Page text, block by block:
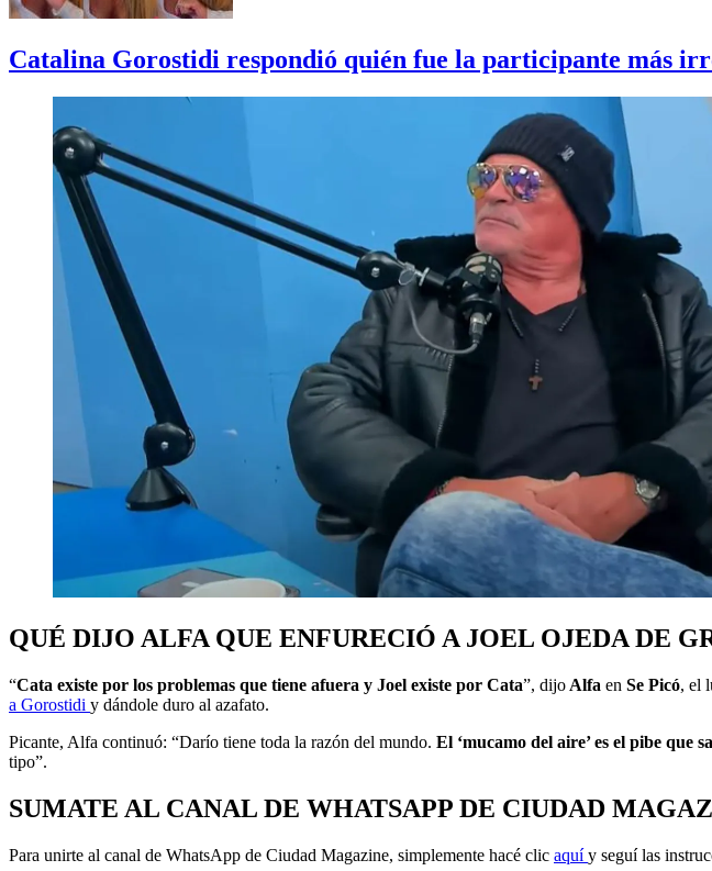
Catalina Gorostidi respondió quién fue la participante más
QUÉ DIJO ALFA QUE ENFURECIÓ A JOEL OJEDA DE
“Cata existe por los problemas que tiene afuera y Joel existe por Cata”, dijo Alfa en Se Picó, el
a Gorostidi y dándole duro al azafato.
Picante, Alfa continuó: “Darío tiene toda la razón del mundo. El ‘mucamo del aire’ es el pibe que
tipo”.
SUMATE AL CANAL DE WHATSAPP DE CIUDAD
Para unirte al canal de WhatsApp de Ciudad Magazine, simplemente hacé clic aquíy seguí las